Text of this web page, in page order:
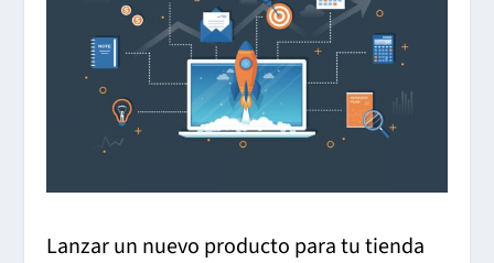
Lanzar un nuevo producto para tu tienda